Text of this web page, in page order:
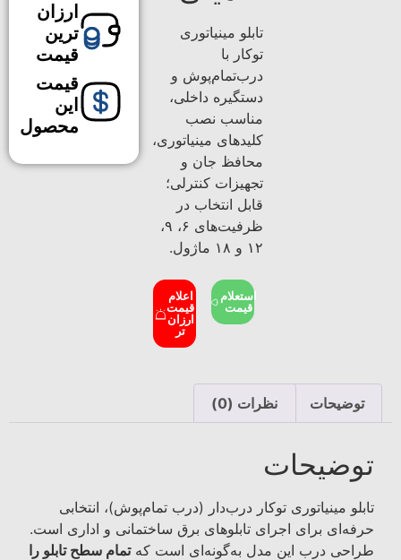
تابلو مینیاتوری
توکار با
درب‌تمام‌پوش و
دستگیره داخلی،
مناسب نصب
کلیدهای مینیاتوری،
محافظ جان و
تجهیزات کنترلی؛
قابل انتخاب در
ظرفیت‌های ۶، ۹،
۱۲ و ۱۸ ماژول.
استعلام
قیمت
اعلام
قیمت
ارزان
تر
ارزان
ترین
قیمت
قیمت
این
محصول
توضیحات نظرات (0)
توضیحات
تابلو مینیاتوری توکار درب‌دار (درب تمام‌پوش)، انتخابی
حرفه‌ای برای اجرای تابلوهای برق ساختمانی و اداری است.
طراحی درب این مدل به‌گونه‌ای است کهتمام سطح تابلو را